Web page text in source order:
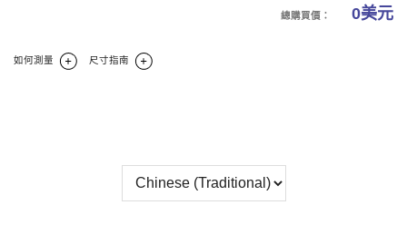
總購買價： 0美元
如何測量 尺寸指南